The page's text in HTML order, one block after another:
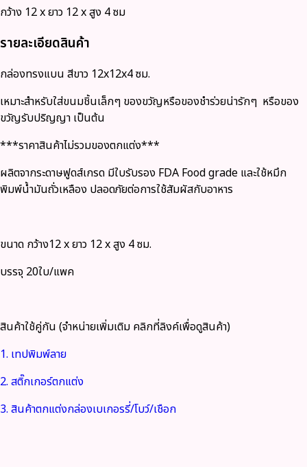
กว้าง 12 x ยาว 12 x สูง 4 ซม
รายละเอียดสินค้า
กล่องทรงแบน สีขาว 12x12x4 ซม.
เหมาะสำหรับใส่ขนมชิ้นเล็กๆ ของขวัญหรือของชำร่วยน่ารักๆ หรือของ
ขวัญรับปริญญา เป็นต้น
***ราคาสินค้าไม่รวมของตกแต่ง***
ผลิตจากระดาษฟูดส์เกรด มีใบรับรอง FDA Food grade และใช้หมึก
พิมพ์น้ำมันถั่วเหลือง ปลอดภัยต่อการใช้สัมผัสกับอาหาร
ขนาด กว้าง12 x ยาว 12 x สูง 4 ซม.
บรรจุ 20ใบ/แพค
สินค้าใช้คู่กัน (จำหน่ายเพิ่มเติม คลิกที่ลิงค์เพื่อดูสินค้า)
1. เทปพิมพ์ลาย
2. สติ๊กเกอร์ตกแต่ง
3. สินค้าตกแต่งกล่องเบเกอรรี่/โบว์/เชือก